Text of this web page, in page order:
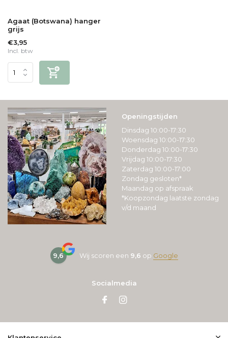
Agaat (Botswana) hanger
grijs
€3,95
Incl. btw
Openingstijden
Dinsdag 10:00-17:30
Woensdag 10:00-17:30
Donderdag 10:00-17:30
Vrijdag 10:00-17:30
Zaterdag 10:00-17:00
Zondag gesloten*
Maandag op afspraak
*Koopzondag laatste zondag
v/d maand
9,6 Wij scoren een 9,6 op Google
Socialmedia